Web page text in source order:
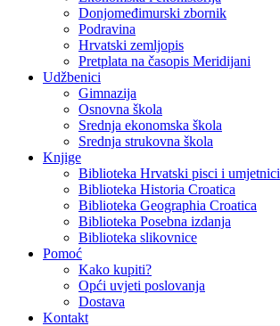
Donjomeđimurski zbornik
Podravina
Hrvatski zemljopis
Pretplata na časopis Meridijani
Udžbenici
Gimnazija
Osnovna škola
Srednja ekonomska škola
Srednja strukovna škola
Knjige
Biblioteka Hrvatski pisci i umjetnici
Biblioteka Historia Croatica
Biblioteka Geographia Croatica
Biblioteka Posebna izdanja
Biblioteka slikovnice
Pomoć
Kako kupiti?
Opći uvjeti poslovanja
Dostava
Kontakt